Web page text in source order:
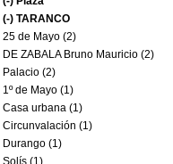
(-) TARANCO
25 de Mayo (2)
DE ZABALA Bruno Mauricio (2)
Palacio (2)
1º de Mayo (1)
Casa urbana (1)
Circunvalación (1)
Durango (1)
Solís (1)